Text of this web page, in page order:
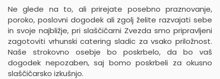
Ne glede na to, ali prirejate posebno praznovanje,
poroko, poslovni dogodek ali zgolj želite razvajati sebe
in svoje najbližje, pri slaščičarni Zvezda smo pripravljeni
zagotoviti vrhunski catering sladic za vsako priložnost.
Naše strokovno osebje bo poskrbelo, da bo vaš
dogodek nepozaben, saj bomo poskrbeli za okusno
slaščičarsko izkušnjo.